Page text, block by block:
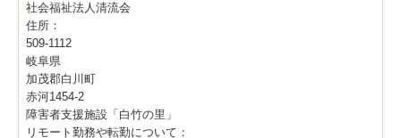
社会福祉法人清流会
住所：
509-1112
岐阜県
加茂郡白川町
赤河1454-2
障害者支援施設「白竹の里」
リモート勤務や転勤について：